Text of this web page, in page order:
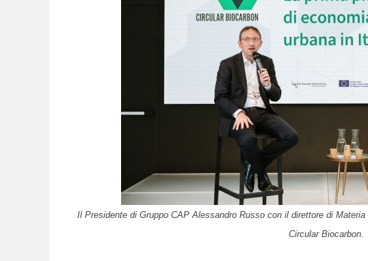
Il Presidente di Gruppo CAP Alessandro Russo con il direttore di
Circular Biocarbon.